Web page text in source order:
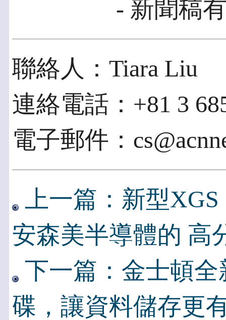
- 新聞稿
聯絡人：Tiara Liu
連絡電話：+81 3
電子郵件：
上一篇：新型
安森美半導體的 高
下一篇：金士頓全
碟，讓資料儲存更